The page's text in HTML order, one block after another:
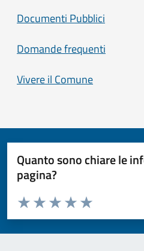
Documenti Pubblici
Domande frequenti
Vivere il Comune
Quanto sono chiare le
pagina?
Valuta da 1 a 5 stelle la pagina
Valuta 5 stelle
Valuta 4 stelle su 5
Valuta 3 stelle su 5
Valuta 2 stelle su 5
Valuta 1 stelle su 5